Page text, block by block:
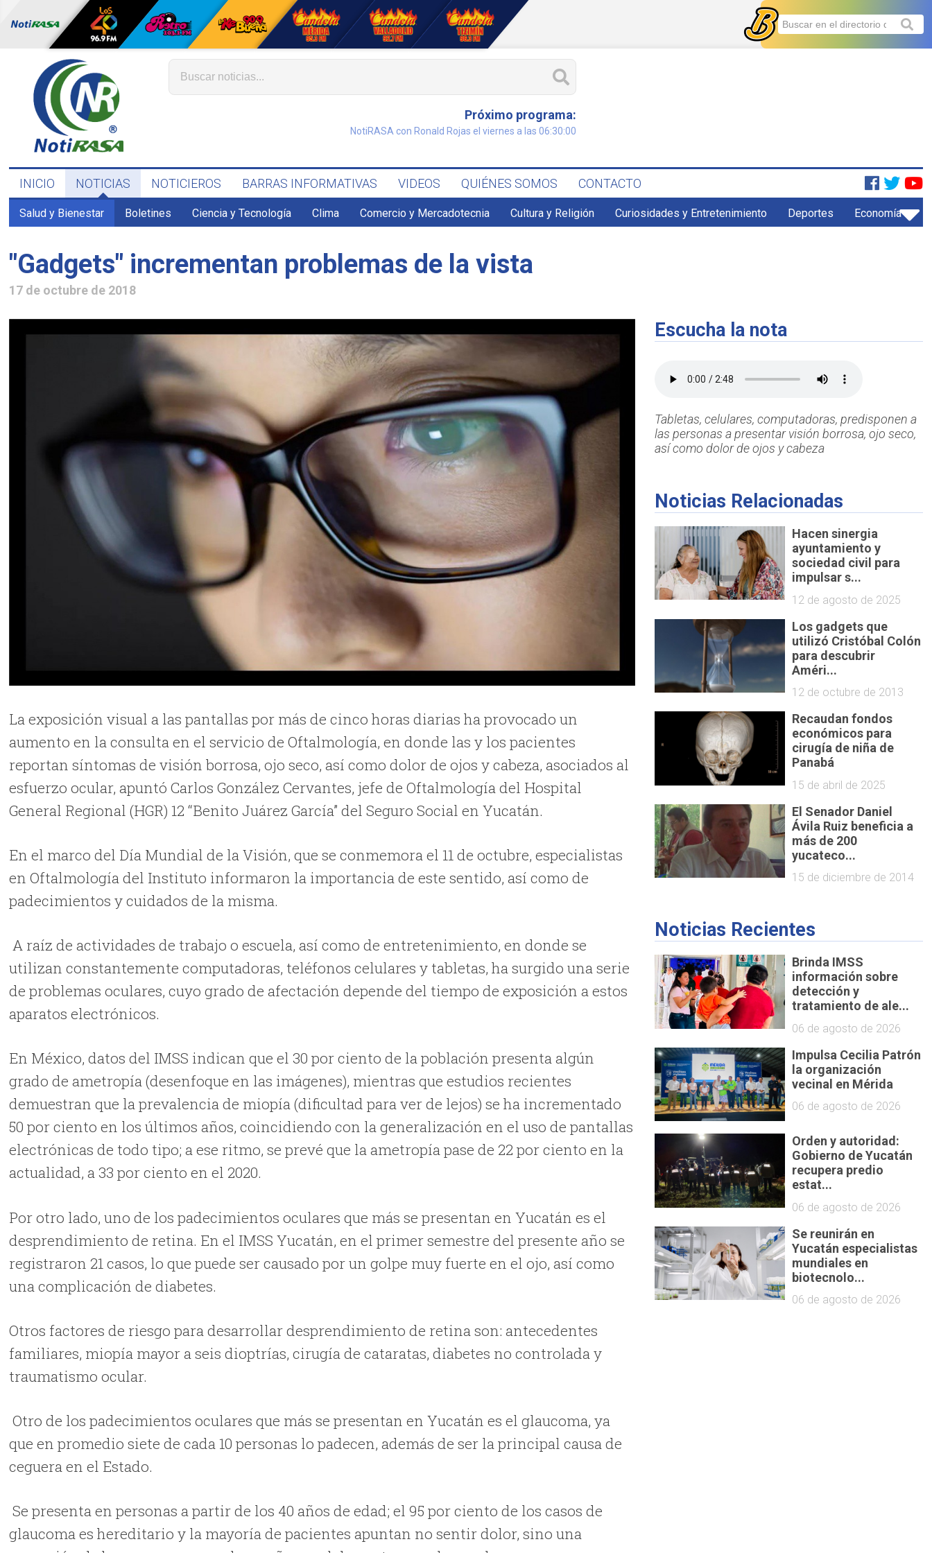
Próximo programa:
NotiRASA con Ronald Rojas el viernes a las 06:30:00
INICIO NOTICIAS NOTICIEROS BARRAS INFORMATIVAS VIDEOS QUIÉNES SOMOS CONTACTO
Salud y Bienestar Boletines Ciencia y Tecnología Clima Comercio y Mercadotecnia Cultura y Religión Curiosidades y Entretenimiento Deportes Economía
"Gadgets" incrementan problemas de la vista
17 de octubre de 2018
La exposición visual a las pantallas por más de cinco horas diarias ha provocado un
aumento en la consulta en el servicio de Oftalmología, en donde las y los pacientes
reportan síntomas de visión borrosa, ojo seco, así como dolor de ojos y cabeza, asociados al
esfuerzo ocular, apuntó Carlos González Cervantes, jefe de Oftalmología del Hospital
General Regional (HGR) 12 “Benito Juárez García” del Seguro Social en Yucatán.
En el marco del Día Mundial de la Visión, que se conmemora el 11 de octubre, especialistas
en Oftalmología del Instituto informaron la importancia de este sentido, así como de
padecimientos y cuidados de la misma.
A raíz de actividades de trabajo o escuela, así como de entretenimiento, en donde se
utilizan constantemente computadoras, teléfonos celulares y tabletas, ha surgido una serie
de problemas oculares, cuyo grado de afectación depende del tiempo de exposición a estos
aparatos electrónicos.
En México, datos del IMSS indican que el 30 por ciento de la población presenta algún
grado de ametropía (desenfoque en las imágenes), mientras que estudios recientes
demuestran que la prevalencia de miopía (dificultad para ver de lejos) se ha incrementado
50 por ciento en los últimos años, coincidiendo con la generalización en el uso de pantallas
electrónicas de todo tipo; a ese ritmo, se prevé que la ametropía pase de 22 por ciento en la
actualidad, a 33 por ciento en el 2020.
Por otro lado, uno de los padecimientos oculares que más se presentan en Yucatán es el
desprendimiento de retina. En el IMSS Yucatán, en el primer semestre del presente año se
registraron 21 casos, lo que puede ser causado por un golpe muy fuerte en el ojo, así como
una complicación de diabetes.
Otros factores de riesgo para desarrollar desprendimiento de retina son: antecedentes
familiares, miopía mayor a seis dioptrías, cirugía de cataratas, diabetes no controlada y
traumatismo ocular.
Otro de los padecimientos oculares que más se presentan en Yucatán es el glaucoma, ya
que en promedio siete de cada 10 personas lo padecen, además de ser la principal causa de
ceguera en el Estado.
Se presenta en personas a partir de los 40 años de edad; el 95 por ciento de los casos de
glaucoma es hereditario y la mayoría de pacientes apuntan no sentir dolor, sino una
Escucha la nota
Tabletas, celulares, computadoras, predisponen a
las personas a presentar visión borrosa, ojo seco,
así como dolor de ojos y cabeza
Noticias Relacionadas
Hacen sinergia
ayuntamiento y
sociedad civil para
impulsar s...
12 de agosto de 2025
Los gadgets que
utilizó Cristóbal Colón
para descubrir
Améri...
12 de octubre de 2013
Recaudan fondos
económicos para
cirugía de niña de
Panabá
15 de abril de 2025
El Senador Daniel
Ávila Ruiz beneficia a
más de 200
yucateco...
15 de diciembre de 2014
Noticias Recientes
Brinda IMSS
información sobre
detección y
tratamiento de ale...
06 de agosto de 2026
Impulsa Cecilia Patrón
la organización
vecinal en Mérida
06 de agosto de 2026
Orden y autoridad:
Gobierno de Yucatán
recupera predio
estat...
06 de agosto de 2026
Se reunirán en
Yucatán especialistas
mundiales en
biotecnolo...
06 de agosto de 2026